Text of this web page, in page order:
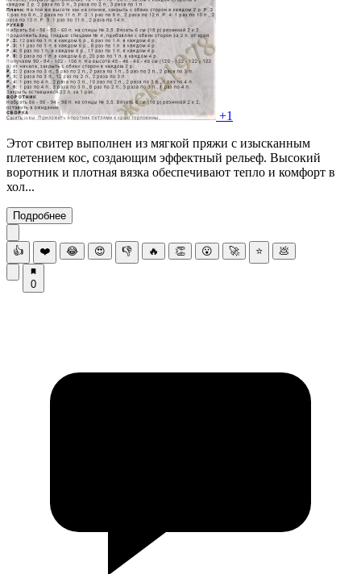
+1
Этот свитер выполнен из мягкой пряжи с изысканным
плетением кос, создающим эффектный рельеф. Высокий
воротник и плотная вязка обеспечивают тепло и комфорт в
хол...
Подробнее
👍 ❤️ 😂 😍 👎 🔥 👏 😮 🚀 ⭐ 💩
0